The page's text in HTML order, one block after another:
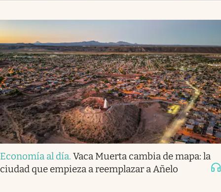
Economía al día. Vaca Muerta cambia de mapa: la
ciudad que empieza a reemplazar a Añelo